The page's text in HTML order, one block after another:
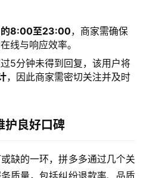
的8:00至23:00，商家需确保
线与响应效率。
5分钟未得到回复，该用户将
，因此商家需密切关注并及时
护良好口碑
缺的一环，拼多多通过几个关
质量，包括纠纷退款率、品质